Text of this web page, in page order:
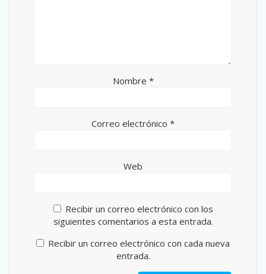
Nombre *
Correo electrónico *
Web
Recibir un correo electrónico con los
siguientes comentarios a esta entrada.
Recibir un correo electrónico con cada nueva
entrada.